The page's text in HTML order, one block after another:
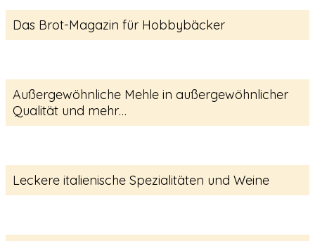
Das Brot-Magazin für Hobbybäcker
Außergewöhnliche Mehle in außergewöhnlicher
Qualität und mehr…
Leckere italienische Spezialitäten und Weine